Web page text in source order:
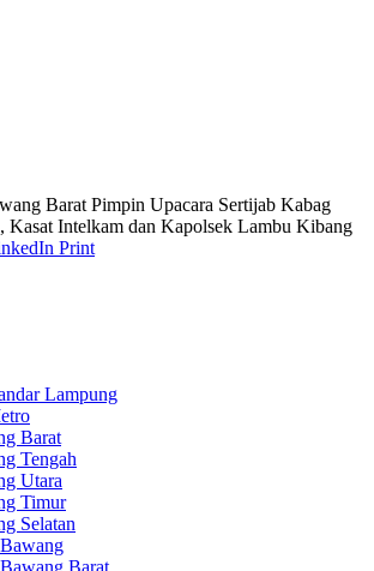
Barat Pimpin Upacara Sertijab Kabag
Kasat Intelkam dan Kapolsek Lambu Kibang
Print
Lampung
Barat
Tengah
Utara
Timur
Selatan
Barat